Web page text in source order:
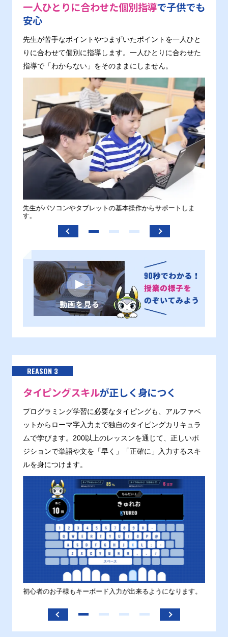
一人ひとりに合わせた個別指導で子供でも
安心
先生が苦手なポイントやつまずいたポイントを一人ひと
りに合わせて個別に指導します。一人ひとりに合わせた
指導で「わからない」をそのままにしません。
先生がパソコンやタブレットの基本操作からサポートしま
す。
REASON 3
タイピングスキルが正しく身につく
プログラミング学習に必要なタイピングも、アルファベ
ットからローマ字入力まで独自のタイピングカリキュラ
ムで学びます。200以上のレッスンを通じて、正しいポ
ジションで単語や文を「早く」「正確に」入力するスキ
ルを身につけます。
初心者のお子様もキーボード入力が出来るようになります。